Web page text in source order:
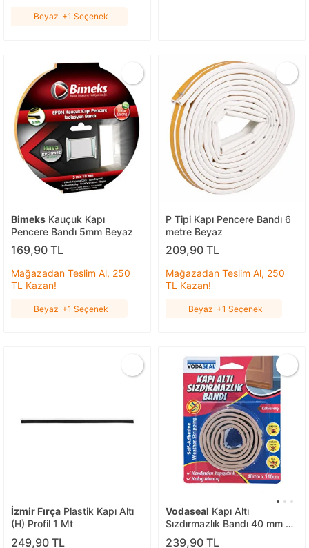
Beyaz +1 Seçenek
Bimeks Kauçuk Kapı
Pencere Bandı 5mm Beyaz
169,90 TL
Mağazadan Teslim Al, 250
TL Kazan!
Beyaz +1 Seçenek
P Tipi Kapı Pencere Bandı 6
metre Beyaz
209,90 TL
Mağazadan Teslim Al, 250
TL Kazan!
Beyaz +1 Seçenek
İzmir Fırça Plastik Kapı Altı
(H) Profil 1 Mt
249,90 TL
Vodaseal Kapı Altı
Sızdırmazlık Bandı 40 mm x
110 cm Kahverengi
239,90 TL